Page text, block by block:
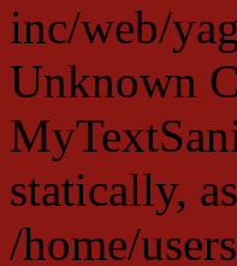
inc/web/
Unknown
statically,
/home/